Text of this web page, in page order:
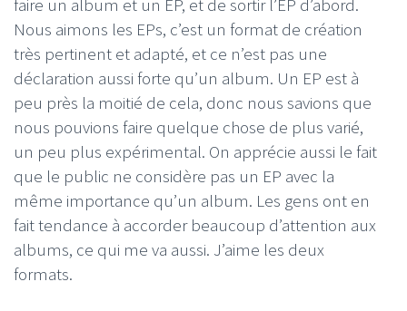
faire un album et un EP, et de sortir l’EP d’abord.
Nous aimons les EPs, c’est un format de création
très pertinent et adapté, et ce n’est pas une
déclaration aussi forte qu’un album. Un EP est à
peu près la moitié de cela, donc nous savions que
nous pouvions faire quelque chose de plus varié,
un peu plus expérimental. On apprécie aussi le fait
que le public ne considère pas un EP avec la
même importance qu’un album. Les gens ont en
fait tendance à accorder beaucoup d’attention aux
albums, ce qui me va aussi. J’aime les deux
formats.